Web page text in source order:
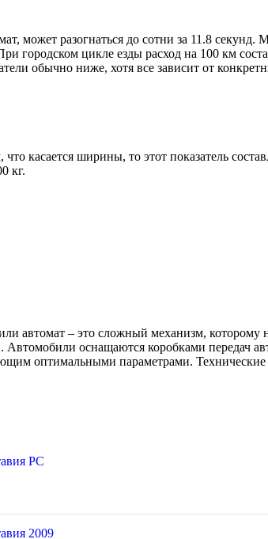
может разогнаться до сотни за 11.8 секунд.
цикле езды расход на 100 км
обычно ниже, хотя все зависит от
касается ширины, то этот показатель
кг.
автомат – это сложный механизм, которому
Автомобили оснащаются коробками передач
оптимальными параметрами. Технические
РС
2009